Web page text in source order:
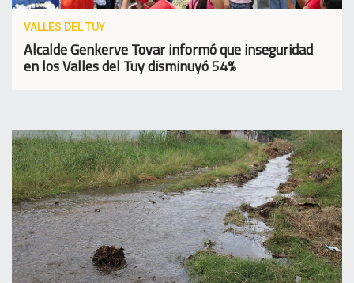
VALLES DEL TUY
Alcalde Genkerve Tovar informó que inseguridad
en los Valles del Tuy disminuyó 54%